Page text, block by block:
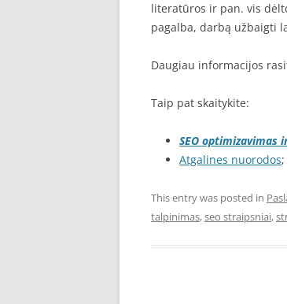
literatūros ir pan. vis
pagalba, darbą užbaigti
Daugiau informacijos
Taip pat skaitykite:
SEO optimizavimas
Atgalines nuorodos;
This entry was posted in
talpinimas,seo straipsniai,